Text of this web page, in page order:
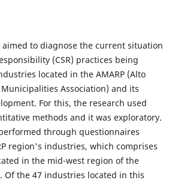
aimed to diagnose the current situation
(CSR) practices being
located in the AMARP (Alto
Municipalities Association) and its
For this, the research used
methods and it was exploratory.
through questionnaires
region's industries, which comprises
in the mid-west region of the
Of the 47 industries located in this